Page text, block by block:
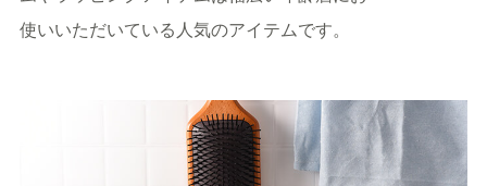
使いいただいている人気のアイテムです。